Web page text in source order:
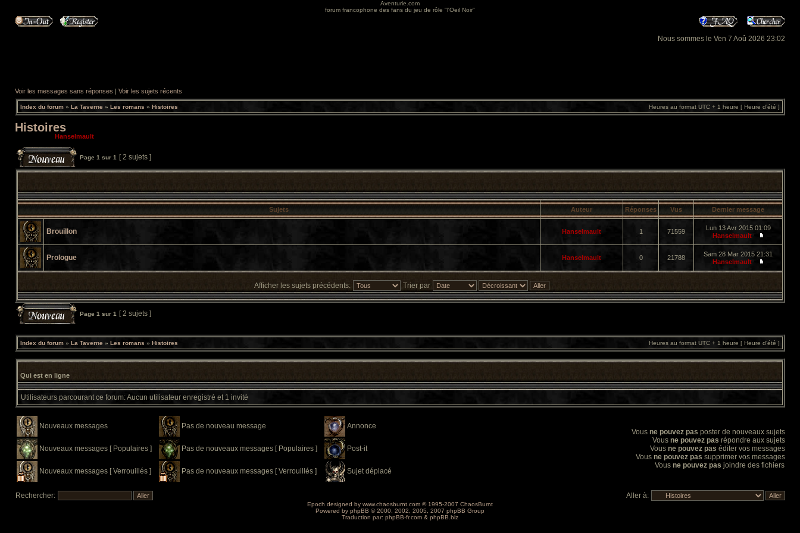
Aventurie.com
forum francophone des fans du jeu de rôle "l'Oeil Noir"
Nous sommes le Ven 7 Aoû 2026 23:02
Voir les messages sans réponses | Voir les sujets récents
Index du forum » La Taverne » Les romans » Histoires Heures au format UTC + 1 heure [ Heure d’été ]
Histoires
Hanselmault
Page 1 sur 1 [ 2 sujets ]
Sujets Auteur Réponses Vus Dernier message
Brouillon Hanselmault 1 71559
Lun 13 Avr 2015 01:09
Hanselmault
Prologue Hanselmault 0 21788
Sam 28 Mar 2015 21:31
Hanselmault
Afficher les sujets précédents: Trier par
Page 1 sur 1 [ 2 sujets ]
Index du forum » La Taverne » Les romans » Histoires Heures au format UTC + 1 heure [ Heure d’été ]
Qui est en ligne
Utilisateurs parcourant ce forum: Aucun utilisateur enregistré et 1 invité
Nouveaux messages Pas de nouveau message Annonce
Nouveaux messages [ Populaires ] Pas de nouveaux messages [ Populaires ] Post-it
Nouveaux messages [ Verrouillés ] Pas de nouveaux messages [ Verrouillés ] Sujet déplacé
Vous ne pouvez pas poster de nouveaux sujets
Vous ne pouvez pas répondre aux sujets
Vous ne pouvez pas éditer vos messages
Vous ne pouvez pas supprimer vos messages
Vous ne pouvez pas joindre des fichiers
Rechercher: Aller à:
Epoch designed by www.chaosburnt.com © 1995-2007 ChaosBurnt
Powered by phpBB © 2000, 2002, 2005, 2007 phpBB Group
Traduction par: phpBB-fr.com & phpBB.biz